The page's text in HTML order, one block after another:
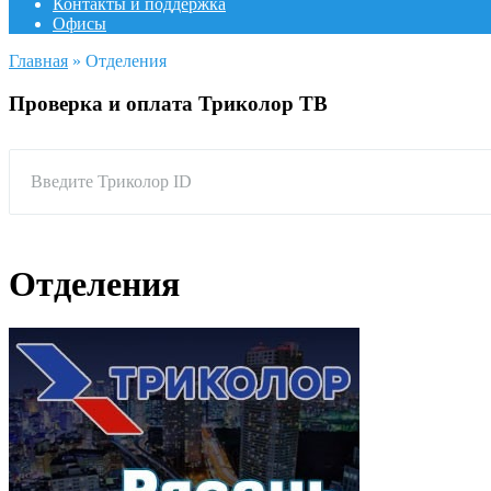
Контакты и поддержка
Офисы
Главная » Отделения
Проверка и оплата Триколор ТВ
Введите Триколор ID
Отделения